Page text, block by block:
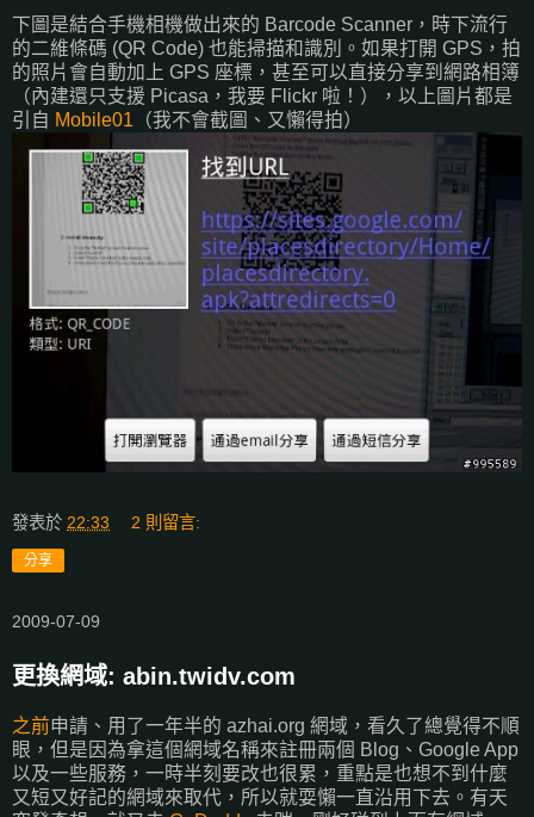
下圖是結合手機相機做出來的 Barcode Scanner，時下流行
的二維條碼 (QR Code) 也能掃描和識別。如果打開 GPS，拍
的照片會自動加上 GPS 座標，甚至可以直接分享到網路相簿
（內建還只支援 Picasa，我要 Flickr 啦！），以上圖片都是
引自 Mobile01 （我不會截圖、又懶得拍）
發表於 22:33 2 則留言:
分享
2009-07-09
更換網域: abin.twidv.com
之前申請、用了一年半的 azhai.org 網域，看久了總覺得不順
眼，但是因為拿這個網域名稱來註冊兩個 Blog、Google App
以及一些服務，一時半刻要改也很累，重點是也想不到什麼
又短又好記的網域來取代，所以就耍懶一直沿用下去。有天